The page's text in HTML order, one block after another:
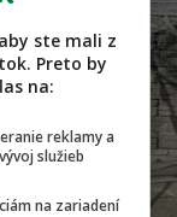
ste mali z
Preto by
na:
reklamy a
služieb
na zariadení